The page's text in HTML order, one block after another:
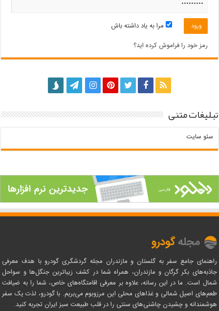
مرا به یاد داشته باش
رمز خود را فراموش کرده اید؟
تبلیغات متنی
سئو سایت
راهنمای جامع سفر به گلستان و مازندران مجله گردشگری گودرو با هدف معرفی
جاذبه‌های بکر گرگان و مازندران، همراه شما در کشف زیباترین جنگل‌ها و سواحل
شمال است. ما در این رسانه، علاوه بر معرفی اقامتگاه‌های خاص، شما را به ضیافت
طعم‌های اصیل شمالی و غذاهای محلی این مرزوبوم می‌بریم. با گودرو، لذت یک سفر
هوشمندانه و چشیدن چاشنی‌های سنتی را در قلب طبیعت سبز ایران تجربه کنید.